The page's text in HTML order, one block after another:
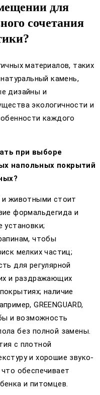
для
сочетания
материалов, таких
камень,
дизайны и
экологичности и
каждого
при выборе
напольных покрытий
животными стоит
формальдегида и
установки;
чтобы
мелких частиц;
для регулярной
и раздражающих
наличие
GREENGUARD,
и возможность
без полной замены.
с плотной
и хорошие звуко-
обеспечивает
и питомцев.